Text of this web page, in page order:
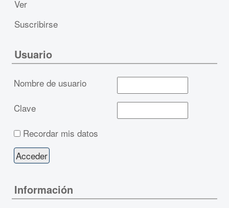
Ver
Suscribirse
Usuario
Nombre de usuario
Clave
Recordar mis datos
Información